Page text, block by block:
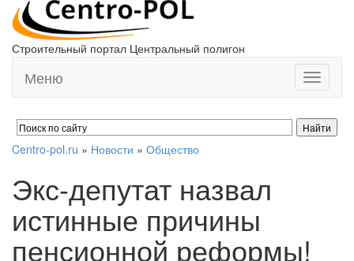
Строительный портал Центральный полигон
Toggle
Меню
Centro-pol.ru » Новости » Общество
Экс-депутат назвал
истинные причины
пенсионной реформы!